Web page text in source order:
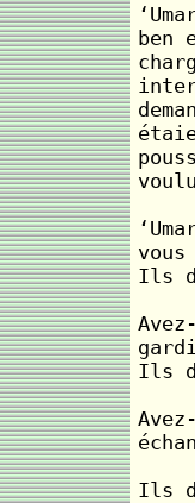
ben
Ils
Ils
Ils